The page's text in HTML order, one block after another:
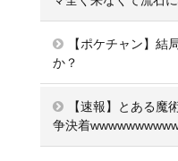
【ポケチャン】結
か？
【速報】とある魔
争決着